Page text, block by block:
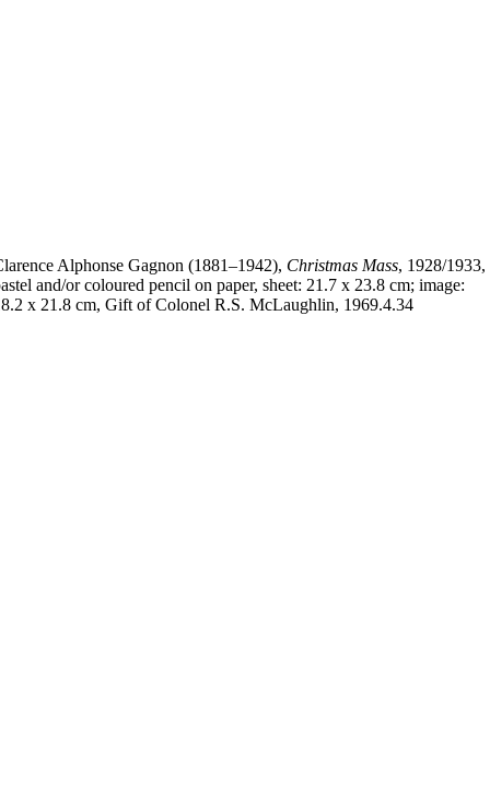
Alphonse Gagnon (1881–1942), Christmas Mass, 1928/1933,
and/or coloured pencil on paper, sheet: 21.7 x 23.8 cm; image:
x 21.8 cm, Gift of Colonel R.S. McLaughlin, 1969.4.34